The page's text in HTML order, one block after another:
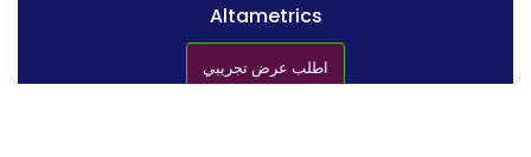
Altametrics
اطلب عرض تجريبي